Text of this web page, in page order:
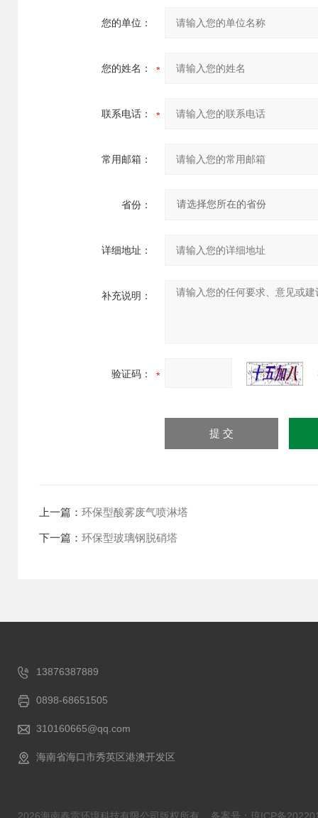
您的单位：
您的姓名：
联系电话：
常用邮箱：
省份：
详细地址：
补充说明：
验证码：
上一篇： 环保型酸雾废气喷淋塔
下一篇： 环保型玻璃钢脱硝塔
13876387889
0898-68651505
310160665@qq.com
海南省海口市秀英区港澳开发区